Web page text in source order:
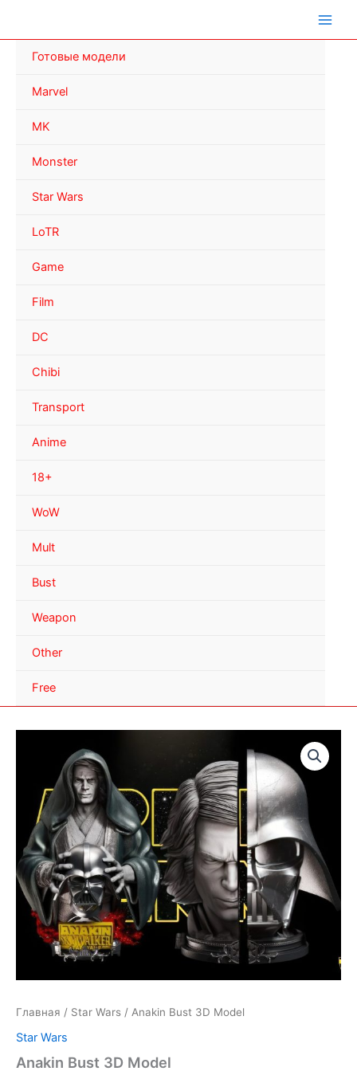
Готовые модели
Marvel
MK
Monster
Star Wars
LoTR
Game
Film
DC
Chibi
Transport
Anime
18+
WoW
Mult
Bust
Weapon
Other
Free
Главная / Star Wars / Anakin Bust 3D Model
Star Wars
Anakin Bust 3D Model